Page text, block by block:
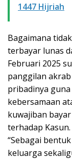
1447 Hijriah
Bagaimana
terbayar lunas
Februari 2025
panggilan
pribadinya
kebersamaan
kuwajiban
terhadap Kasun.
“Sebagai
keluarga